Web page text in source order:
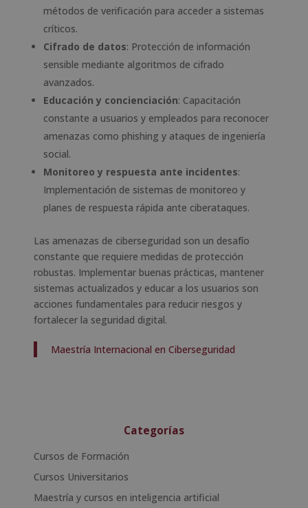
métodos de verificación para acceder a sistemas
críticos.
Cifrado de datos: Protección de información
sensible mediante algoritmos de cifrado
avanzados.
Educación y concienciación: Capacitación
constante a usuarios y empleados para reconocer
amenazas como phishing y ataques de ingeniería
social.
Monitoreo y respuesta ante incidentes:
Implementación de sistemas de monitoreo y
planes de respuesta rápida ante ciberataques.
Las amenazas de ciberseguridad son un desafío
constante que requiere medidas de protección
robustas. Implementar buenas prácticas, mantener
sistemas actualizados y educar a los usuarios son
acciones fundamentales para reducir riesgos y
fortalecer la seguridad digital.
Maestría Internacional en Ciberseguridad
Categorías
Cursos de Formación
Cursos Universitarios
Maestría y cursos en inteligencia artificial